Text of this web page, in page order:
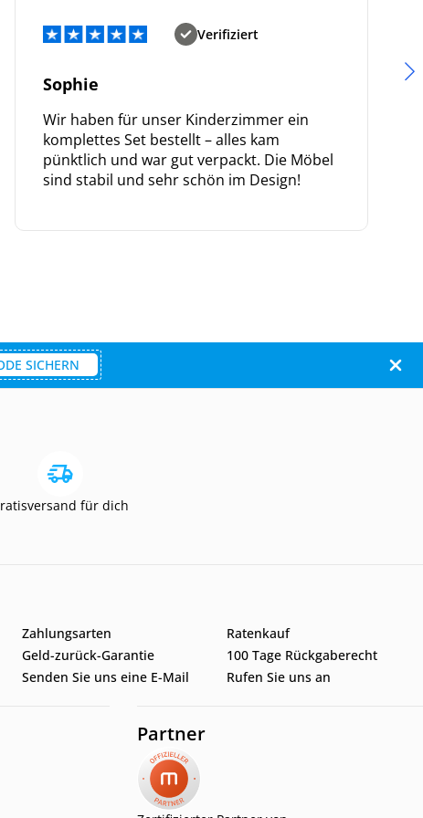
Verifiziert
Sophie
Wir haben für unser Kinderzimmer ein
komplettes Set bestellt – alles kam
pünktlich und war gut verpackt. Die Möbel
sind stabil und sehr schön im Design!
SICHERN
für dich
Zahlungsarten
Ratenkauf
Geld-zurück-Garantie
100 Tage Rückgaberecht
Senden Sie uns eine E-Mail
Rufen Sie uns an
Partner